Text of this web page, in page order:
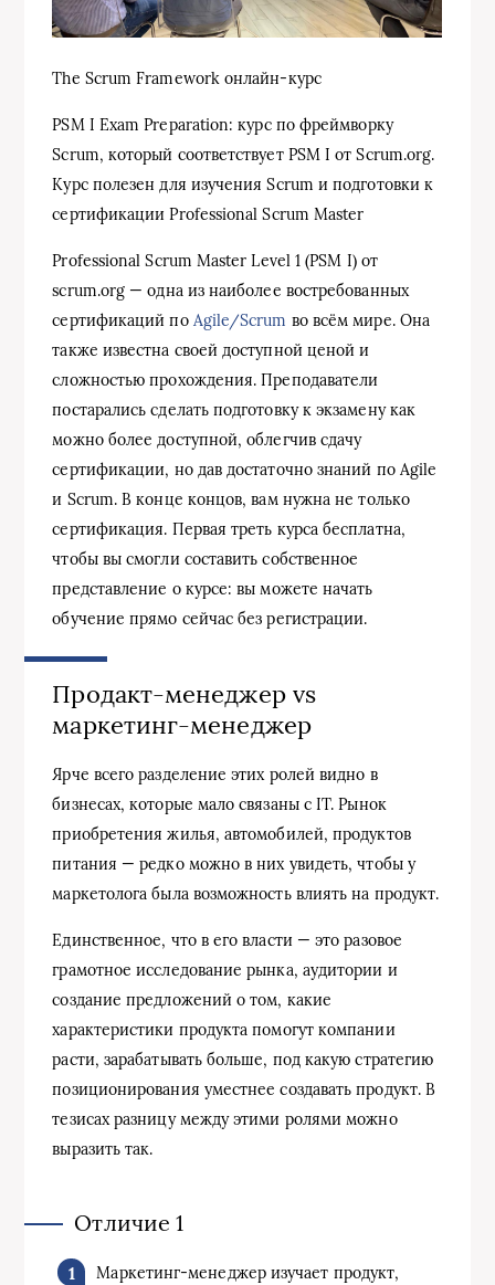
The Scrum Framework онлайн-курс
PSM I Exam Preparation: курс по фреймворку
Scrum, который соответствует PSM I от Scrum.org.
Курс полезен для изучения Scrum и подготовки к
сертификации Professional Scrum Master
Professional Scrum Master Level 1 (PSM I) от
scrum.org — одна из наиболее востребованных
сертификаций по Agile/Scrum во всём мире. Она
также известна своей доступной ценой и
сложностью прохождения. Преподаватели
постарались сделать подготовку к экзамену как
можно более доступной, облегчив сдачу
сертификации, но дав достаточно знаний по Agile
и Scrum. В конце концов, вам нужна не только
сертификация. Первая треть курса бесплатна,
чтобы вы смогли составить собственное
представление о курсе: вы можете начать
обучение прямо сейчас без регистрации.
Продакт-менеджер vs
маркетинг-менеджер
Ярче всего разделение этих ролей видно в
бизнесах, которые мало связаны с IT. Рынок
приобретения жилья, автомобилей, продуктов
питания — редко можно в них увидеть, чтобы у
маркетолога была возможность влиять на продукт.
Единственное, что в его власти — это разовое
грамотное исследование рынка, аудитории и
создание предложений о том, какие
характеристики продукта помогут компании
расти, зарабатывать больше, под какую стратегию
позиционирования уместнее создавать продукт. В
тезисах разницу между этими ролями можно
выразить так.
Отличие 1
Маркетинг-менеджер изучает продукт,